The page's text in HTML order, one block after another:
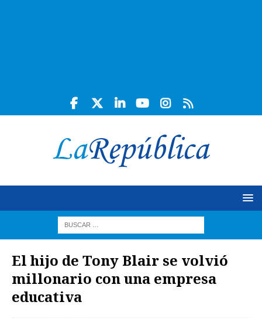
El hijo de Tony Blair se volvió
millonario con una empresa
educativa